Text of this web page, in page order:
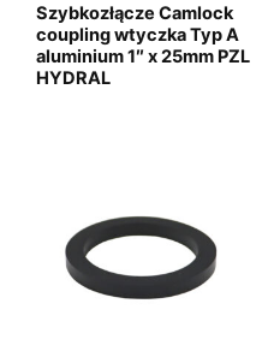
Szybkozłącze Camlock
coupling wtyczka Typ A
aluminium 1″ x 25mm PZL
HYDRAL